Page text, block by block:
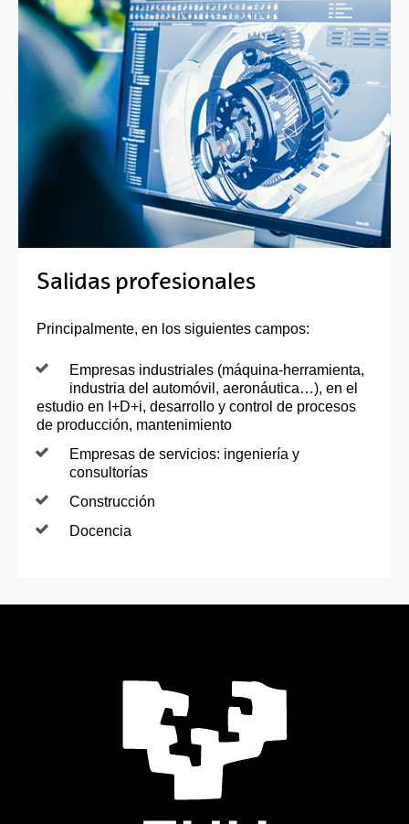
Salidas profesionales
Principalmente, en los siguientes campos:
Empresas industriales (máquina-herramienta,
industria del automóvil, aeronáutica…), en el
estudio en I+D+i, desarrollo y control de procesos
de producción, mantenimiento
Empresas de servicios: ingeniería y
consultorías
Construcción
Docencia